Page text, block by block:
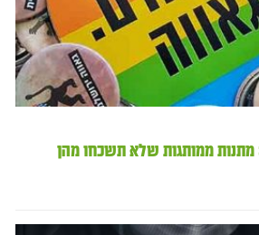
מתנות ממותגות שלא תשכחו מהן